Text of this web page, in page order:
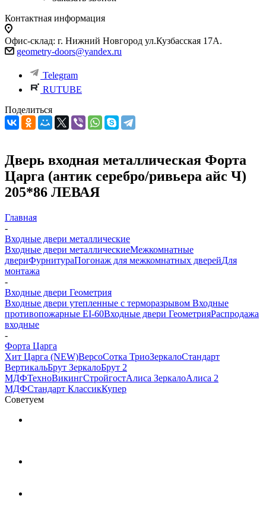
Контактная информация
Офис-склад: г. Нижний Новгород ул.Кузбасская 17А.
geometry-doors@yandex.ru
Telegram
RUTUBE
Поделиться
Дверь входная металлическая Форта
Царга (антик серебро/ривьера айс Ч)
205*86 ЛЕВАЯ
Главная
-
Входные двери металлические
Входные двери металлическиеМежкомнатные
двериФурнитураПогонаж для межкомнатных дверейДля
монтажа
-
Входные двери Геометрия
Входные двери утепленные с терморазрывом Входные
противопожарные EI-60Входные двери ГеометрияРаспродажа
входные
-
Форта Царга
Хит Царга (NEW)ВерсоСотка ТриоЗеркалоСтандарт
ВертикальБрут ЗеркалоБрут 2
МДФТехноВикингСтройгостАлиса ЗеркалоАлиса 2
МДФСтандарт КлассикКупер
Советуем